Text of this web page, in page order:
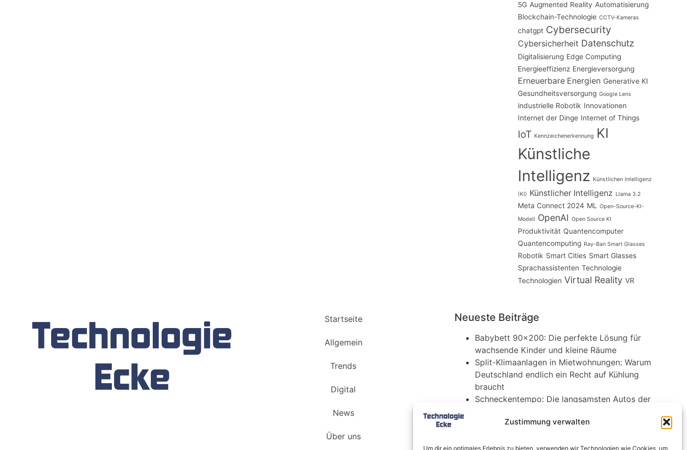
Zustimmung verwalten
Um dir ein optimales Erlebnis zu bieten, verwenden wir Technologien wie Cookies, um
5G Augmented Reality Automatisierung
Blockchain-Technologie CCTV-Kameras
chatgpt Cybersecurity
Cybersicherheit Datenschutz
Digitalisierung Edge Computing
Energieeffizienz Energieversorgung
Erneuerbare Energien Generative KI
Gesundheitsversorgung Google Lens
industrielle Robotik Innovationen
Internet der Dinge Internet of Things
IoT Kennzeichenerkennung KI
Künstliche
Intelligenz Künstlichen Intelligenz
(KI) Künstlicher Intelligenz Llama 3.2
Meta Connect 2024 ML Open-Source-KI-
Modell OpenAI Open Source KI
Produktivität Quantencomputer
Quantencomputing Ray-Ban Smart Glasses
Robotik Smart Cities Smart Glasses
Sprachassistenten Technologie
Technologien Virtual Reality VR
Startseite
Allgemein
Trends
Digital
News
Über uns
Neueste Beiträge
Babybett 90×200: Die perfekte Lösung für
wachsende Kinder und kleine Räume
Split-Klimaanlagen in Mietwohnungen: Warum
Deutschland endlich ein Recht auf Kühlung
braucht
Schneckentempo: Die langsamsten Autos der
Ein gefährlicher neuer Ort für Online-